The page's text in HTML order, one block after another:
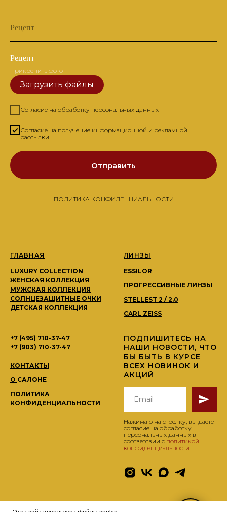
Рецепт
Рецепт
Прикрепить фото
Загрузить файлы
Согласие на обработку персональных данных
Согласие на получение информационной и рекламной
рассылки
Отправить
ПОЛИТИКА КОНФИДЕНЦИАЛЬНОСТИ
ГЛАВНАЯ
LUXURY COLLECTION
ЖЕНСКАЯ КОЛЛЕКЦИЯ
МУЖСКАЯ КОЛЛЕКЦИЯ
СОЛНЦЕЗАЩИТНЫЕ ОЧКИ
ДЕТСКАЯ КОЛЛЕКЦИЯ
ЛИНЗЫ
ESSILOR
ПРОГРЕССИВНЫЕ ЛИНЗЫ
STELLEST 2 / 2.0
CARL ZEISS
+7 (495) 710-37-47
+7 (903) 710-37-47
КОНТАКТЫ
О САЛОНЕ
ПОЛИТИКА
КОНФИДЕНЦИАЛЬНОСТИ
ПОДПИШИТЕСЬ НА
НАШИ НОВОСТИ, ЧТО
БЫ БЫТЬ В КУРСЕ
ВСЕХ НОВИНОК И
АКЦИЙ
Нажимаю на стрелку, вы даете
согласие на обработку
персональных данных в
соответсвии с политикой
конфиденциальности